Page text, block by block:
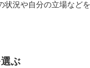
状況や自分の立場など
ぶ